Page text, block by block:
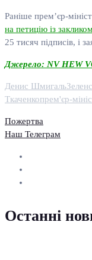
Раніше прем’єр-
на петицію із
25 тисяч підписів, і
Джерело: NV HEW
Денис Шмигаль
Ткаченкопрем'єр-
Пожертва
Наш Телеграм
Останні